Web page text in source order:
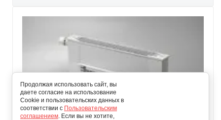
Продолжая использовать сайт, вы
даете согласие на использование
Cookie и пользовательских данных в
соответствии с Пользовательским
соглашением. Если вы не хотите,